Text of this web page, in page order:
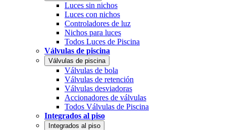
Luces sin nichos
Luces con nichos
Controladores de luz
Nichos para luces
Todos Luces de Piscina
Válvulas de piscina
Válvulas de piscina
Válvulas de bola
Válvulas de retención
Válvulas desviadoras
Accionadores de válvulas
Todos Válvulas de Piscina
Integrados al piso
Integrados al piso